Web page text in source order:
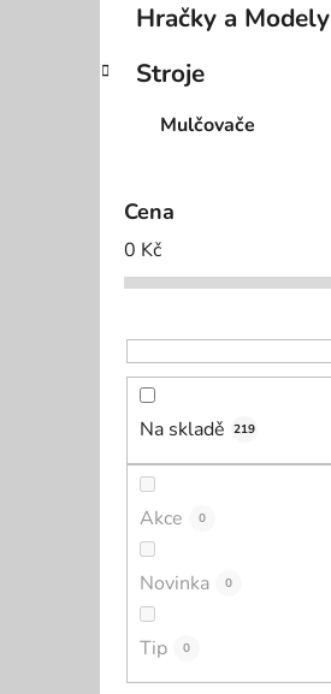
Hračky a Modely
Stroje
Mulčovače
Cena
0 Kč
Na skladě 219
Akce 0
Novinka 0
Tip 0